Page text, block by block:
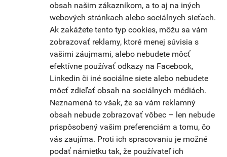
obsah našim zákazníkom, a to aj na iných
webových stránkach alebo sociálnych sieťach.
Ak zakážete tento typ cookies, môžu sa vám
zobrazovať reklamy, ktoré menej súvisia s
vašimi záujmami, alebo nebudete môcť
efektívne používať odkazy na Facebook,
Linkedin či iné sociálne siete alebo nebudete
môcť zdieľať obsah na sociálnych médiách.
Neznamená to však, že sa vám reklamný
obsah nebude zobrazovať vôbec – len nebude
prispôsobený vašim preferenciám a tomu, čo
vás zaujíma. Proti ich spracovaniu je možné
podať námietku tak, že používateľ ich